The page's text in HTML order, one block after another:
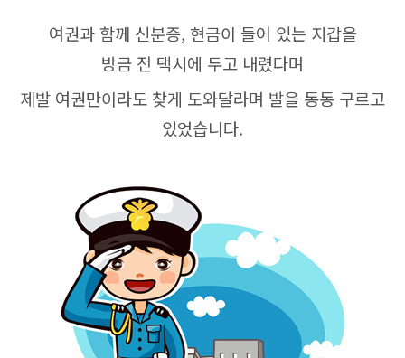
여권과 함께 신분증, 현금이 들어 있는 지갑을
방금 전 택시에 두고 내렸다며
제발 여권만이라도 찾게 도와달라며 발을 동동 구르고
있었습니다.